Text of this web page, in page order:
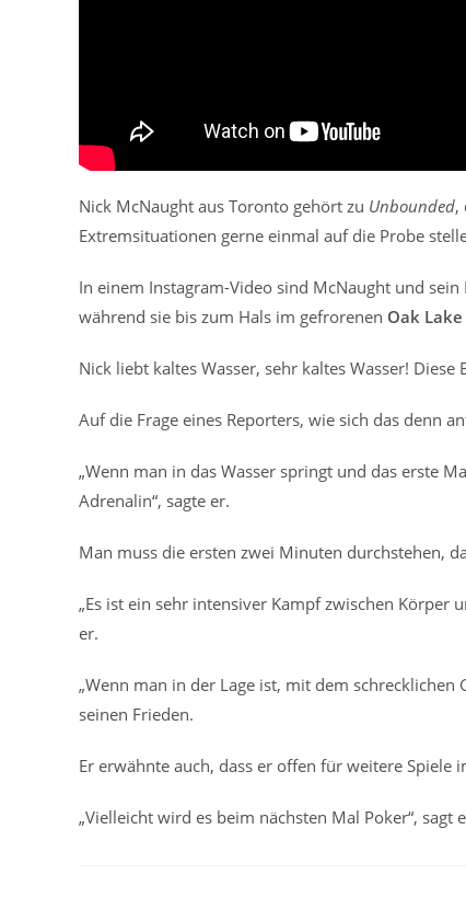
Nick McNaught aus Toronto gehört zu Unbounded,
Extremsituationen gerne einmal auf die Probe
In einem Instagram-Video sind McNaught und
während sie bis zum Hals im gefrorenen Oak Lake
Nick liebt kaltes Wasser, sehr kaltes Wasser!
Auf die Frage eines Reporters, wie sich das denn
„Wenn man in das Wasser springt und das erste
Adrenalin“, sagte er.
Man muss die ersten zwei Minuten durchstehen,
„Es ist ein sehr intensiver Kampf zwischen Körper
er.
„Wenn man in der Lage ist, mit dem
seinen Frieden.
Er erwähnte auch, dass er offen für weitere Spiele
„Vielleicht wird es beim nächsten Mal Poker“, sagt